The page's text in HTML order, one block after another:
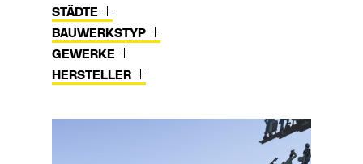
STÄDTE
BAUWERKSTYP
GEWERKE
HERSTELLER